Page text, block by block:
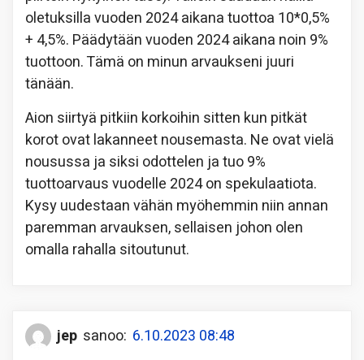
oletuksilla vuoden 2024 aikana tuottoa 10*0,5%
+ 4,5%. Päädytään vuoden 2024 aikana noin 9%
tuottoon. Tämä on minun arvaukseni juuri
tänään.
Aion siirtyä pitkiin korkoihin sitten kun pitkät
korot ovat lakanneet nousemasta. Ne ovat vielä
nousussa ja siksi odottelen ja tuo 9%
tuottoarvaus vuodelle 2024 on spekulaatiota.
Kysy uudestaan vähän myöhemmin niin annan
paremman arvauksen, sellaisen johon olen
omalla rahalla sitoutunut.
jep sanoo: 6.10.2023 08:48